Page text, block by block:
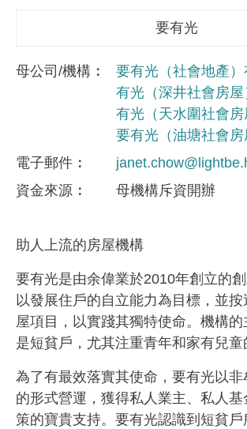
要有光
母公司/機構
要有光（社會地產
有光（深井社會房
有光（天水圍社會
要有光（油塘社會房
電子郵件
資金來​源
母機構斥資開辦
助人上流的房屋機構
要有光是由余偉業於2010年創立的創
以發展住戶的自立能力為目標，並
屋項目，以實踐其獨特使命。機構
是短貧戶，尤其注重青年和家有兒童
為了有最效落實其使命，要有光以非
的形式營運，獲得私人業主、私人
策的寶貴支持。要有光認識到短貧